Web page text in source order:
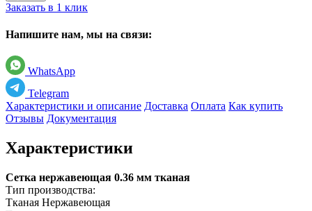
Заказать в 1 клик
Напишите нам, мы на связи:
WhatsApp
Telegram
Характеристики и описание Доставка Оплата Как купить
Отзывы Документация
Характеристики
Сетка нержавеющая 0.36 мм тканая
Тип производства:
Тканая Нержавеющая